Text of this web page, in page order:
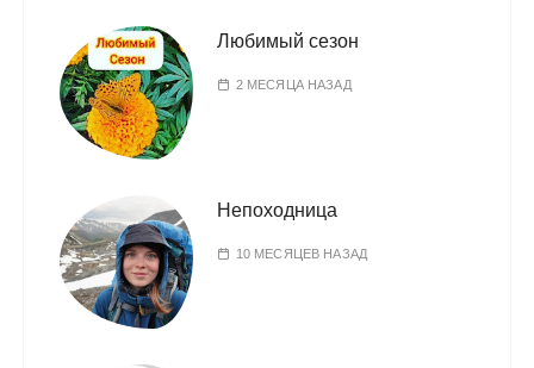
Любимый сезон
2 МЕСЯЦА НАЗАД
Непоходница
10 МЕСЯЦЕВ НАЗАД